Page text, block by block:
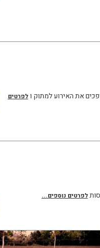
את האירוע למתוק ולפרטים
לפרטים נוספים...